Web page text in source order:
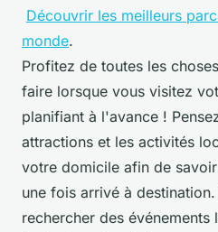
Découvrir les meilleurs
monde.
Profitez de toutes les
faire lorsque vous visitez
planifiant à l'avance !
attractions et les activités
votre domicile afin de
une fois arrivé à
rechercher des